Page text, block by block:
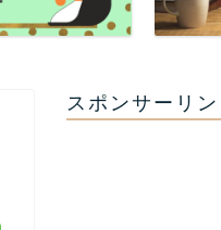
スポンサーリン